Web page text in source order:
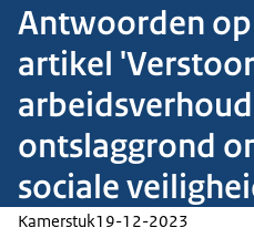
Antwoorden
artikel
ontslaggrond
sociale
Kamerstuk19-12-2023